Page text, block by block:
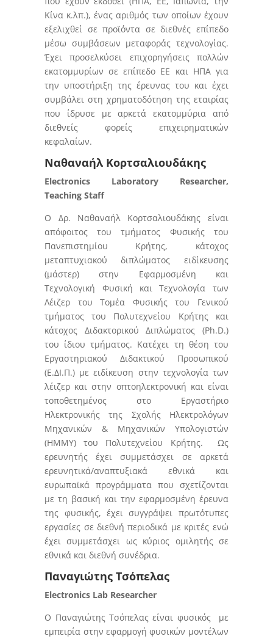
Κίνα κ.λπ.), ένας αριθμός των οποίων έχουν
εξελιχθεί σε προϊόντα σε διεθνές επίπεδο
μέσω συμβάσεων μεταφοράς τεχνολογίας.
Έχει προσελκύσει επιχορηγήσεις πολλών
εκατομμυρίων σε επίπεδο ΕΕ και ΗΠΑ για
την υποστήριξη της έρευνας του και έχει
συμβάλει στη χρηματοδότηση της εταιρίας
που ίδρυσε με αρκετά εκατομμύρια από
διεθνείς φορείς επιχειρηματικών
κεφαλαίων.
Ναθαναήλ Κορτσαλιουδάκης
Electronics Laboratory Researcher,
Teaching Staff
Ο Δρ. Ναθαναήλ Κορτσαλιουδάκης είναι
απόφοιτος του τμήματος Φυσικής του
Πανεπιστημίου Κρήτης, κάτοχος
μεταπτυχιακού διπλώματος ειδίκευσης
(μάστερ) στην Εφαρμοσμένη και
Τεχνολογική Φυσική και Τεχνολογία των
Λέιζερ του Τομέα Φυσικής του Γενικού
τμήματος του Πολυτεχνείου Κρήτης και
κάτοχος Διδακτορικού Διπλώματος (Ph.D.)
του ίδιου τμήματος. Κατέχει τη θέση του
Εργαστηριακού Διδακτικού Προσωπικού
(Ε.ΔΙ.Π.) με ειδίκευση στην τεχνολογία των
λέιζερ και στην οπτοηλεκτρονική και είναι
τοποθετημένος στο Εργαστήριο
Ηλεκτρονικής της Σχολής Ηλεκτρολόγων
Μηχανικών & Μηχανικών Υπολογιστών
(ΗΜΜΥ) του Πολυτεχνείου Κρήτης. Ως
ερευνητής έχει συμμετάσχει σε αρκετά
ερευνητικά/αναπτυξιακά εθνικά και
ευρωπαϊκά προγράμματα που σχετίζονται
με τη βασική και την εφαρμοσμένη έρευνα
της φυσικής, έχει συγγράψει πρωτότυπες
εργασίες σε διεθνή περιοδικά με κριτές ενώ
έχει συμμετάσχει ως κύριος ομιλητής σε
εθνικά και διεθνή συνέδρια.
Παναγιώτης Τσόπελας
Electronics Lab Researcher
Ο Παναγιώτης Τσόπελας είναι φυσικός με
εμπειρία στην εφαρμογή φυσικών μοντέλων